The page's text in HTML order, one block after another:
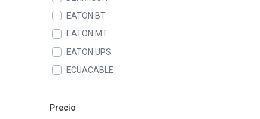
EATON BT
EATON MT
EATON UPS
ECUACABLE
GAMMA
Precio